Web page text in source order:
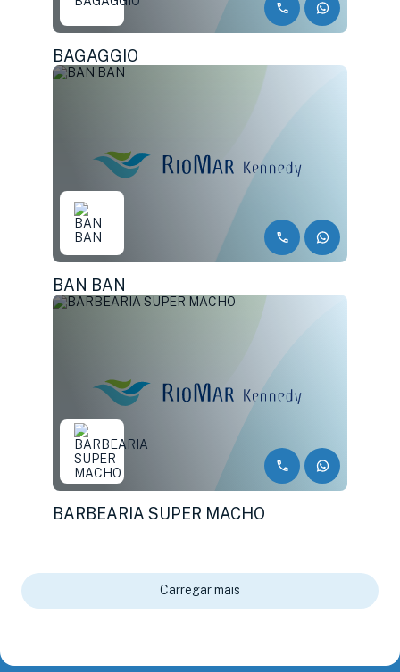
BAGAGGIO
BAN BAN
BARBEARIA SUPER MACHO
Carregar mais